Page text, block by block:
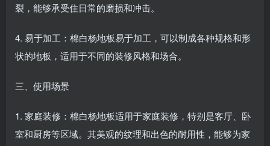
裂，能够承受住日常的磨损和冲击。
4. 易于加工：棉白杨地板易于加工，可以制成各种规格和形
状的地板，适用于不同的装修风格和场合。
三、使用场景
1. 家庭装修：棉白杨地板适用于家庭装修，特别是客厅、卧
室和厨房等区域。其美观的纹理和出色的耐用性，能够为家